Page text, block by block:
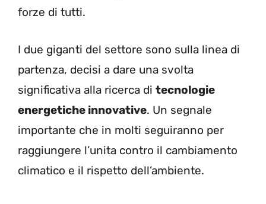
forze di tutti.
I due giganti del settore sono sulla linea di
partenza, decisi a dare una svolta
significativa alla ricerca di tecnologie
energetiche innovative. Un segnale
importante che in molti seguiranno per
raggiungere l’unita contro il cambiamento
climatico e il rispetto dell’ambiente.